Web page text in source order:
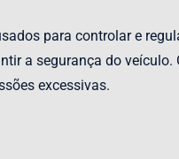
para controlar e
a segurança do
excessivas.